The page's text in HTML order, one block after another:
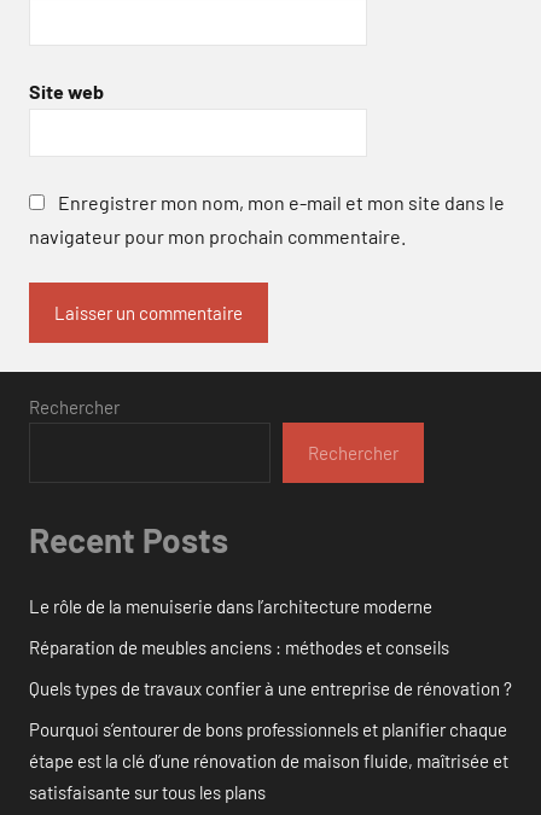
Site web
Enregistrer mon nom, mon e-mail et mon site dans le
navigateur pour mon prochain commentaire.
Rechercher
Rechercher
Recent Posts
Le rôle de la menuiserie dans l’architecture moderne
Réparation de meubles anciens : méthodes et conseils
Quels types de travaux confier à une entreprise de rénovation ?
Pourquoi s’entourer de bons professionnels et planifier chaque
étape est la clé d’une rénovation de maison fluide, maîtrisée et
satisfaisante sur tous les plans